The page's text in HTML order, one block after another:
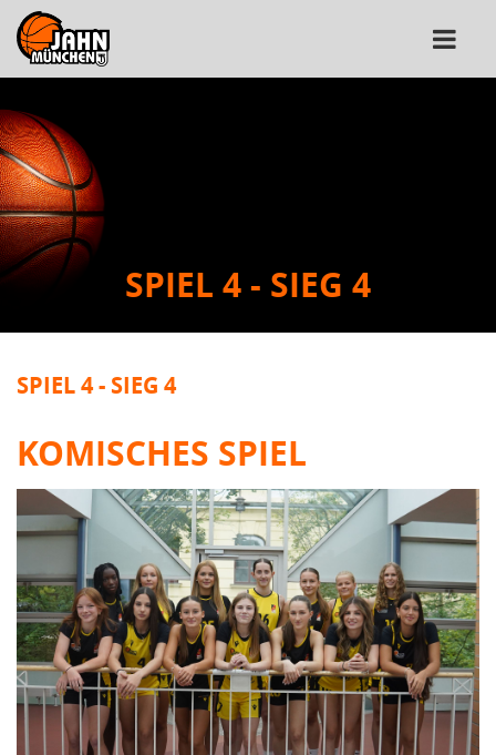
SPIEL 4 - SIEG 4
SPIEL 4 - SIEG 4
KOMISCHES SPIEL